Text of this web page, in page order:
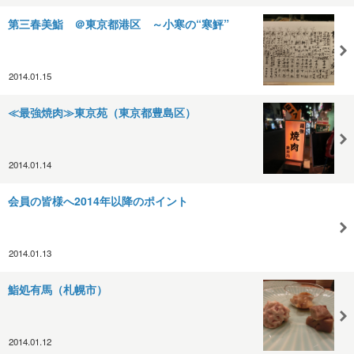
第三春美鮨 ＠東京都港区 ～小寒の“寒鮃”
2014.01.15
≪最強焼肉≫東京苑（東京都豊島区）
2014.01.14
会員の皆様へ2014年以降のポイント
2014.01.13
鮨処有馬（札幌市）
2014.01.12